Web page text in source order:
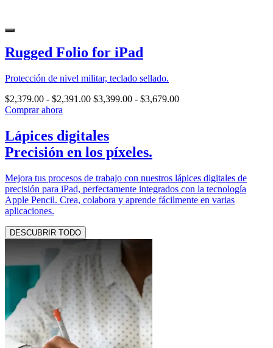
Rugged Folio for iPad
Protección de nivel militar, teclado sellado.
$2,379.00 - $2,391.00 $3,399.00 - $3,679.00
Comprar ahora
Lápices digitales
Precisión en los píxeles.
Mejora tus procesos de trabajo con nuestros lápices digitales de
precisión para iPad, perfectamente integrados con la tecnología
Apple Pencil. Crea, colabora y aprende fácilmente en varias
aplicaciones.
DESCUBRIR TODO